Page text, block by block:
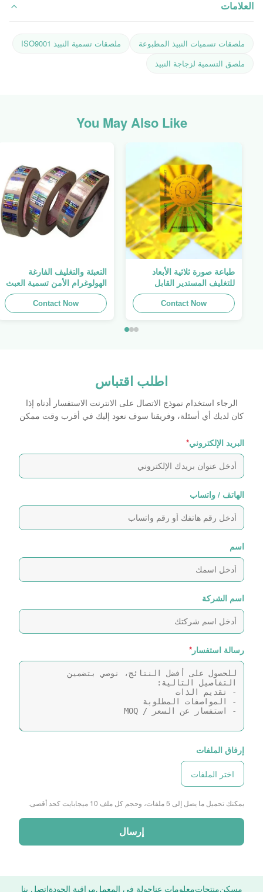
العلامات
ملصقات تسميات النبيذ المطبوعة
ملصقات تسمية النبيذ ISO9001
ملصق التسمية لزجاجة النبيذ
You May Also Like
طباعة صورة ثلاثية الأبعاد
للتغليف المستدير القابل
للطباعة ، الملصق الأصلي ،
صفائح لاصقة ذاتية اللصق
Contact Now
التعبئة والتغليف الفارغة
الهولوغرام الأمن تسمية العبث
واضح ملصق الهولوغرام شعار
الليزر
Contact Now
اطلب اقتباس
الرجاء استخدام نموذج الاتصال على الانترنت الاستفسار أدناه إذا
كان لديك أي أسئلة، وفريقنا سوف نعود إليك في أقرب وقت ممكن
البريد الإلكتروني*
الهاتف / واتساب
اسم
اسم الشركة
رسالة استفسار *
إرفاق الملفات
اختر الملفات
يمكنك تحميل ما يصل إلى 5 ملفات، وحجم كل ملف 10 ميجابايت كحد أقصى.
إرسال
مسكنمنتجاتمعلومات عناجولة في المعملمراقبة الجودةاتصل بنا